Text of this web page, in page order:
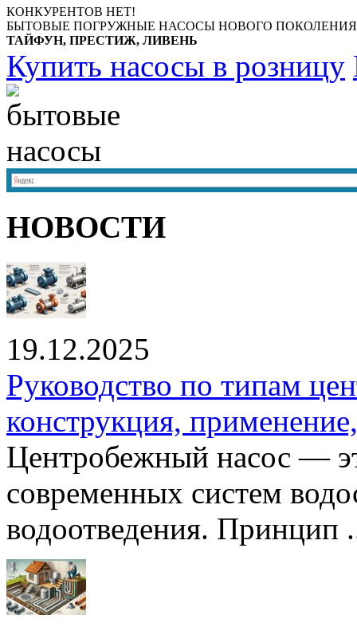
КОНКУРЕНТОВ НЕТ!
БЫТОВЫЕ ПОГРУЖНЫЕ НАСОСЫ НОВОГО
ТАЙФУН, ПРЕСТИЖ, ЛИВЕНЬ
Купить насосы в розницу
НОВОСТИ
19.12.2025
Руководство по типам
конструкция,
Центробежный насос —
современных систем
водоотведения. Принцип